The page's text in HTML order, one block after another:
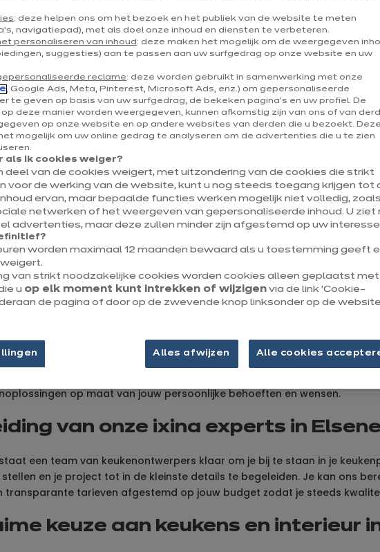
Zaterdag
Zondag
Tot 1/4 van je keulen​
cadeau
hart van Brussel. Voor al jouw keukenprojecten in België, stap binnen
op maat van jouw persoonlijke behoeften en wensen.
van onze ixina experts in Elsene
een team van keukenontwerpers klaar om je bij te staan in je
en je project tot in de kleinste details te begeleiden. Je kan ons
transparante tarieven afgestemd op jouw budget zodat je steeds
keuze aan keukens en interieur
: deze helpen ons om het bezoek en het publiek van de website te meten
navigatiepad), met als doel onze inhoud en diensten te verbeteren.
personaliseren van inhoud : deze maken het mogelijk om de weergegeven
suggesties) aan te passen aan uw surfgedrag op onze website en uw
reclame: deze worden gebruikt in samenwerking met onze
, Google Ads, Meta, Pinterest, Microsoft Ads, enz.) om gepersonaliseerde
te geven op basis van uw surfgedrag, de bekeken pagina's en uw profiel. De
deze manier worden weergegeven, kunnen afkomstig zijn van ons of van
op onze website en op andere websites van derden die u bezoekt. Deze
mogelijk om uw online gedrag te analyseren om de advertenties die u te zien
als ik cookies weiger?
deel van de cookies weigert, met uitzondering van de cookies die strikt
voor de werking van de website, kunt u nog steeds toegang krijgen tot
ervan, maar bepaalde functies werken mogelijk niet volledig, zoals
netwerken of het weergeven van gepersonaliseerde inhoud. U ziet
advertenties, maar deze zullen minder zijn afgestemd op uw
worden maximaal 12 maanden bewaard als u toestemming geeft
van strikt noodzakelijke cookies worden cookies alleen geplaatst
u op elk moment kunt intrekken of wijzigen via de link ‘Cookie-
de pagina of door op de zwevende knop linksonder op de
Alles afwijzen Alle cookies